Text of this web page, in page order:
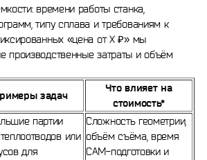
времени работы станка,
типу сплава и требованиям к
«цена от X ₽» мы
производственные затраты и объём
задач
Что влияет на
стоимость*
партии
или
для
Сложность геометрии,
объём съёма, время
CAM-подготовки и